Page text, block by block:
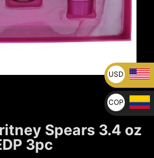
Spears 3.4 oz
3pc
USD
U$
COP
$